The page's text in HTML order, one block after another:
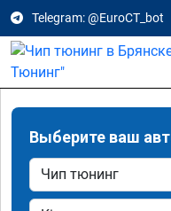
Telegram: @EuroCT_bot
Выберите ваш